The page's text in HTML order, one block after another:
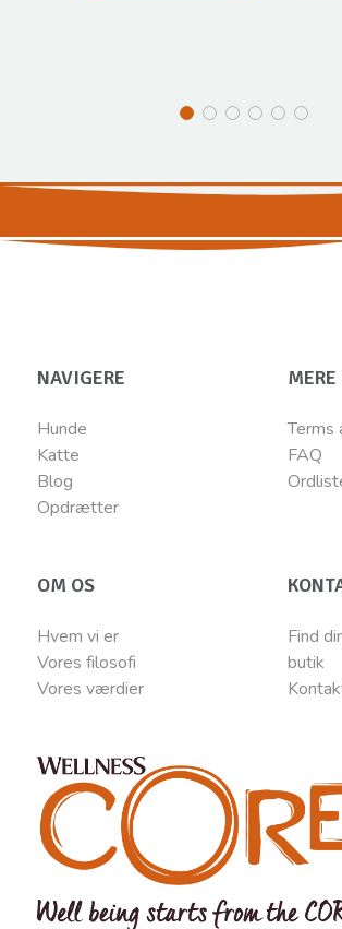
NAVIGERE
Hunde
Katte
Blog
Opdrætter
Terms
FAQ
OM OS
Hvem vi er
Vores filosofi
Vores værdier
Find
butik